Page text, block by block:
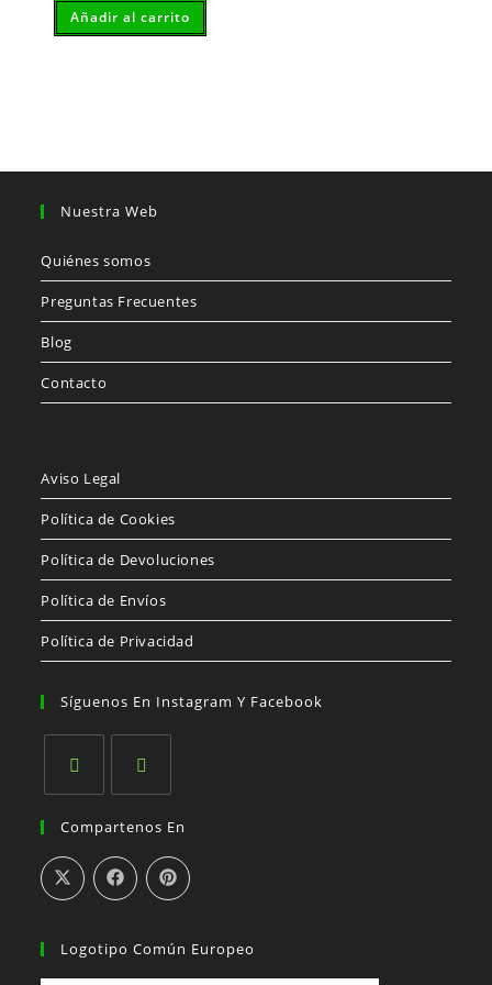
era:
6,49€.
es:
5,84€.
Añadir al carrito
Nuestra Web
Quiénes somos
Preguntas Frecuentes
Blog
Contacto
Aviso Legal
Política de Cookies
Política de Devoluciones
Política de Envíos
Política de Privacidad
Síguenos En Instagram Y Facebook
abre
en
una
pestaña
abre
en
una
pestaña
Compartenos En
Logotipo Común Europeo